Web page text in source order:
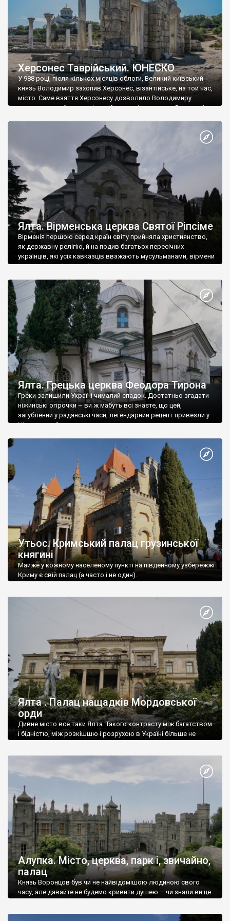
Херсонес Таврійський. ЮНЕСКО
У 988 році, після кількох місяців облоги, Великий київський
князь Володимир захопив Херсонес, візантійське, на той час,
місто. Саме взяття Херсонесу дозволило Володимиру
диктувати свої умови візантійському імператору Василю ІІ, та
Херсонесі Володимир-язичник, став Василем-християнином.
А потім було Хрещення Русі. На честь Херсонесу Таврійського
Ялта. Вірменська церква Святої Ріпсіме
Вірменія першою серед країн світу прийняла християнство,
як державну релігію, й на подив багатьох пересічних
українців, які усіх кавказців вважають мусульманами, вірмени
є відданими вірянами Христа
Ялта. Грецька церква Феодора Тирона
Греки залишили Україні чималий спадок. Достатньо згадати
ніжинські огірочки – ви ж мабуть всі знаєте, що цей,
загублений у радянські часи, легендарний рецепт привезли у
Ніжин греки?
Утьос. Кримський палац грузинської
княгині
Майже у кожному населеному пункті на південному узбережжі
Криму є свій палац (а часто і не один).
Ялта . Палац нащадків Мордовської
орди
Дивне місто все таки Ялта. Такого контрасту між багатством
і бідністю, між розкішшю і розрухою в Україні більше не
Алупка. Місто, церква, парк і, звичайно,
палац
Князь Воронцов був чи не найвідомішою людиною свого
часу, але давайте не будемо кривити душею – чи знали ви це